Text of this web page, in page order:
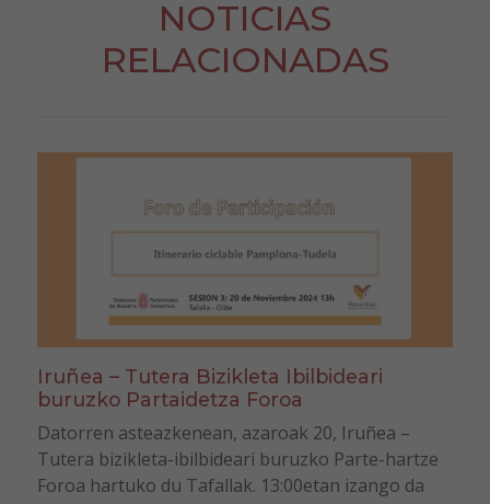
NOTICIAS
RELACIONADAS
Iruñea – Tutera Bizikleta Ibilbideari
buruzko Partaidetza Foroa
Datorren asteazkenean, azaroak 20, Iruñea –
Tutera bizikleta-ibilbideari buruzko Parte-hartze
Foroa hartuko du Tafallak. 13:00etan izango da